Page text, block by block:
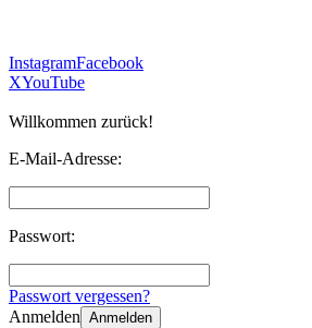
InstagramFacebook
XYouTube
Willkommen zurück!
E-Mail-Adresse:
Passwort:
Passwort vergessen?
Anmelden Anmelden